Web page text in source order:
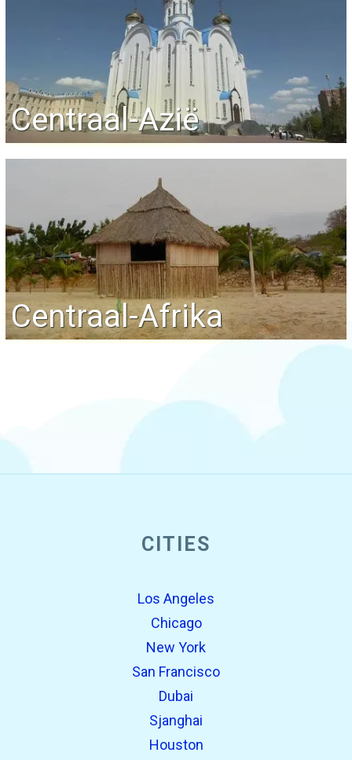
Centraal-Azië
Centraal-Afrika
CITIES
Los Angeles
Chicago
New York
San Francisco
Dubai
Sjanghai
Houston